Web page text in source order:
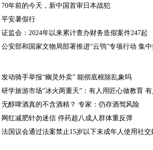
70年前的今天，新中国首审日本战犯
平安暑假行
证监会：2024年以来累计查办财务造假案件247起
公安部和国家文物局部署推进“云鸮”专项行动 集
发动骑手举报“幽灵外卖” 能彻底根除乱象吗
研学旅游市场“冰火两重天”：有人用匠心做教育
无醇啤酒真的不含酒精？ 专家：仍存酒驾风险
网红减肥针勿迷信 停药超八成人群体重反弹
法国议会通过法案禁止15岁以下未成年人使用社交